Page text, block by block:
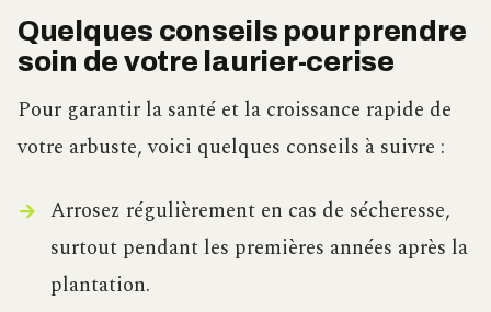
Quelques conseils pour prendre
soin de votre laurier-cerise
Pour garantir la santé et la croissance rapide de
votre arbuste, voici quelques conseils à suivre :
Arrosez régulièrement en cas de sécheresse,
surtout pendant les premières années après la
plantation.